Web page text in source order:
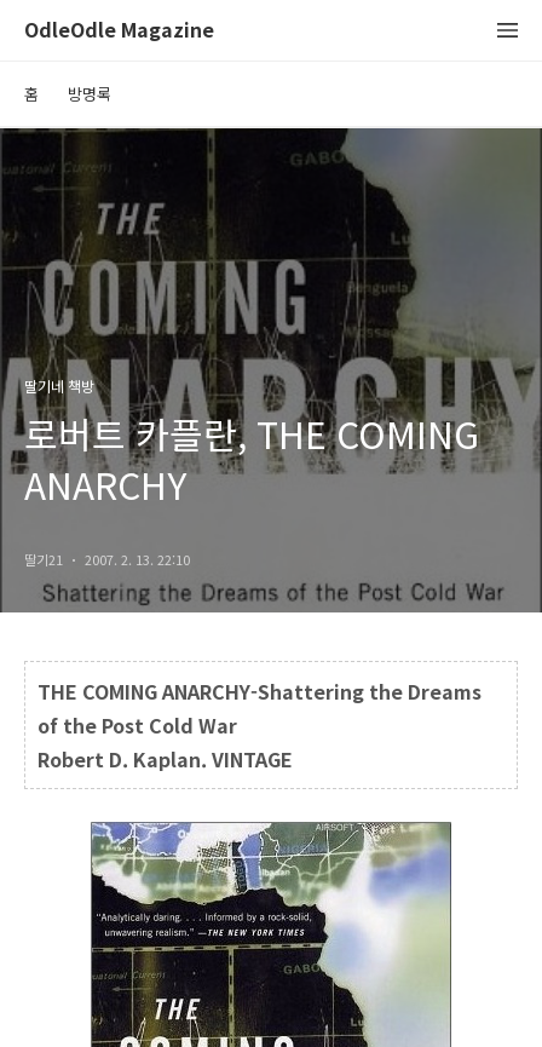
OdleOdle Magazine
홈 방명록
딸기네 책방
로버트 카플란, THE COMING
ANARCHY
딸기21 2007. 2. 13. 22:10
THE COMING ANARCHY-Shattering the Dreams
of the Post Cold War
Robert D. Kaplan. VINTAGE